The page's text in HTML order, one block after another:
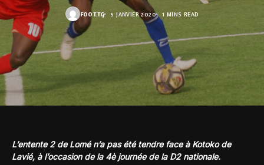
FOOT.TG 5 JANVIER 2020 1 MINS READ
L’entente 2 de Lomé n’a pas été tendre face à Kotoko de
Lavié, à l’occasion de la 4è journée de la D2 nationale.